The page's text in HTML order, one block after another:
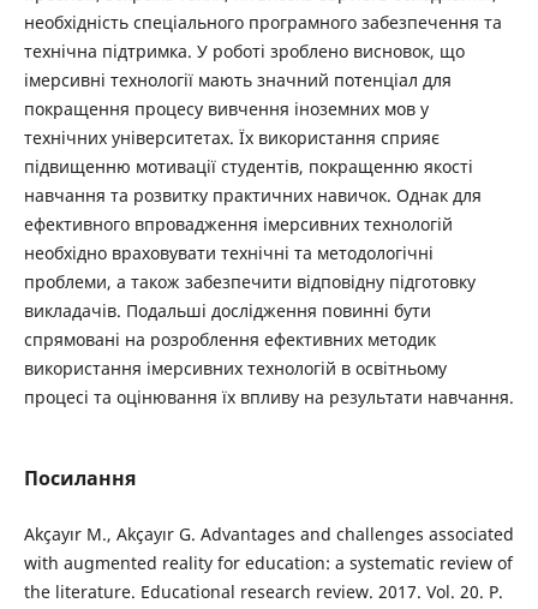
необхідність спеціального програмного забезпечення та
технічна підтримка. У роботі зроблено висновок, що
імерсивні технології мають значний потенціал для
покращення процесу вивчення іноземних мов у
технічних університетах. Їх використання сприяє
підвищенню мотивації студентів, покращенню якості
навчання та розвитку практичних навичок. Однак для
ефективного впровадження імерсивних технологій
необхідно враховувати технічні та методологічні
проблеми, а також забезпечити відповідну підготовку
викладачів. Подальші дослідження повинні бути
спрямовані на розроблення ефективних методик
використання імерсивних технологій в освітньому
процесі та оцінювання їх впливу на результати навчання.
Посилання
Akçayır M., Akçayır G. Advantages and challenges associated
with augmented reality for education: a systematic review of
the literature. Educational research review. 2017. Vol. 20. P.